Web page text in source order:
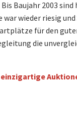
Baujahr 2003
wieder riesig und
für den
die
einzigartige